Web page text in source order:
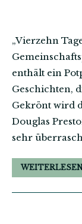
„Vierzehn
enthält ein
Geschichten,
Gekrönt wird
Douglas
sehr